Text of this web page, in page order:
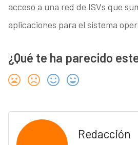
acceso a una red de ISVs que
aplicaciones para el sistema
¿Qué te ha parecido
Redacción